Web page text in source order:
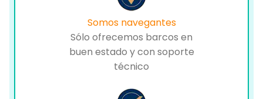
Somos navegantes
Sólo ofrecemos barcos en
buen estado y con soporte
técnico